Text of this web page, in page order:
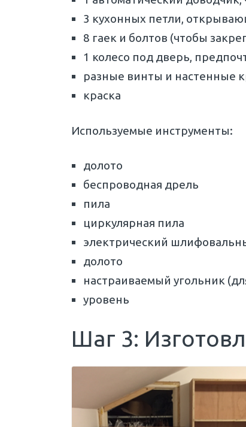
3 кухонных петли,
8 гаек и болтов (чтобы
1 колесо под дверь,
разные винты и настенные
краска
Используемые инструменты:
долото
беспроводная дрель
пила
циркулярная пила
электрический
долото
настраиваемый угольник
уровень
Шаг 3: